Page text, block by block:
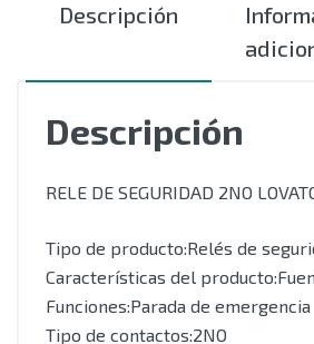
Descripción
Descripción
RELE DE SEGURIDAD 2NO
Tipo de producto:Relés de
Características del
Funciones:Parada de emergencia
Tipo de contactos:2NO